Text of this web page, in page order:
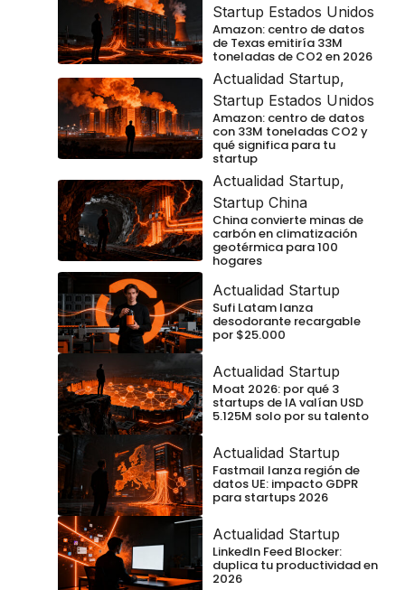
Startup Estados Unidos
Amazon: centro de datos
de Texas emitiría 33M
toneladas de CO2 en 2026
Actualidad Startup,
Startup Estados Unidos
Amazon: centro de datos
con 33M toneladas CO2 y
qué significa para tu
startup
Actualidad Startup,
Startup China
China convierte minas de
carbón en climatización
geotérmica para 100
hogares
Actualidad Startup
Sufi Latam lanza
desodorante recargable
por $25.000
Actualidad Startup
Moat 2026: por qué 3
startups de IA valían USD
5.125M solo por su talento
Actualidad Startup
Fastmail lanza región de
datos UE: impacto GDPR
para startups 2026
Actualidad Startup
LinkedIn Feed Blocker:
duplica tu productividad en
2026